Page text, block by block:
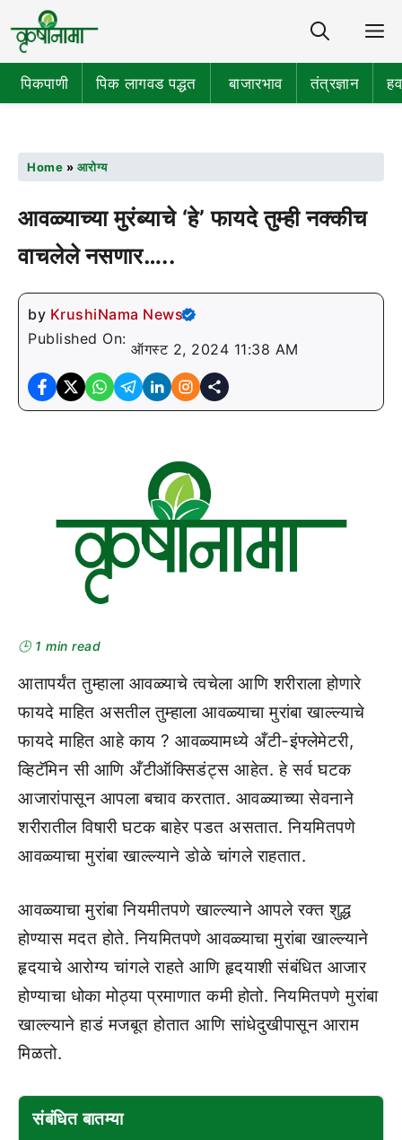
पिकपाणी पिक लागवड पद्धत बाजारभाव तंत्रज्ञान
Home » आरोग्य
आवळ्याच्या मुरंब्याचे ‘हे’ फायदे तुम्ही नक्कीच
वाचलेले नसणार…..
by KrushiNama News
Published On:
ऑगस्ट 2, 2024 11:38 AM
🕒 1 min read
आतापर्यंत तुम्हाला आवळ्याचे त्वचेला आणि शरीराला होणारे
फायदे माहित असतील तुम्हाला आवळ्याचा मुरांबा खाल्ल्याचे
फायदे माहित आहे काय ? आवळ्यामध्ये अँटी-इंफ्लेमेटरी,
व्हिटॅमिन सी आणि अँटीऑक्सिडंट्स आहेत. हे सर्व घटक
आजारांपासून आपला बचाव करतात. आवळ्याच्या सेवनाने
शरीरातील विषारी घटक बाहेर पडत असतात. नियमितपणे
आवळ्याचा मुरांबा खाल्ल्याने डोळे चांगले राहतात.
आवळ्याचा मुरांबा नियमीतपणे खाल्ल्याने आपले रक्त शुद्ध
होण्यास मदत होते. नियमितपणे आवळ्याचा मुरांबा खाल्ल्याने
हृदयाचे आरोग्य चांगले राहते आणि हृदयाशी संबंधित आजार
होण्याचा धोका मोठ्या प्रमाणात कमी होतो. नियमितपणे मुरांबा
खाल्ल्याने हाडं मजबूत होतात आणि सांधेदुखीपासून आराम
मिळतो.
संबंधित बातम्या